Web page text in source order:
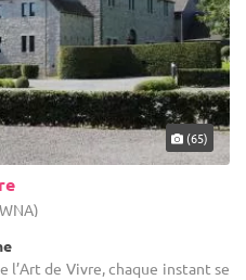
(65)
l’Art de Vivre, chaque instant se